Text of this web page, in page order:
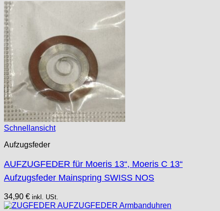
Schnellansicht
Aufzugsfeder
AUFZUGFEDER für Moeris 13“, Moeris C 13“
Aufzugsfeder Mainspring SWISS NOS
34,90 € inkl. USt.